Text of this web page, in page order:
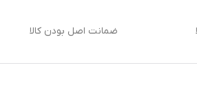
ضمانت اصل بودن کالا